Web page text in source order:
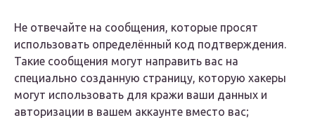
Не отвечайте на сообщения, которые просят
использовать определённый код подтверждения.
Такие сообщения могут направить вас на
специально созданную страницу, которую хакеры
могут использовать для кражи ваши данных и
авторизации в вашем аккаунте вместо вас;